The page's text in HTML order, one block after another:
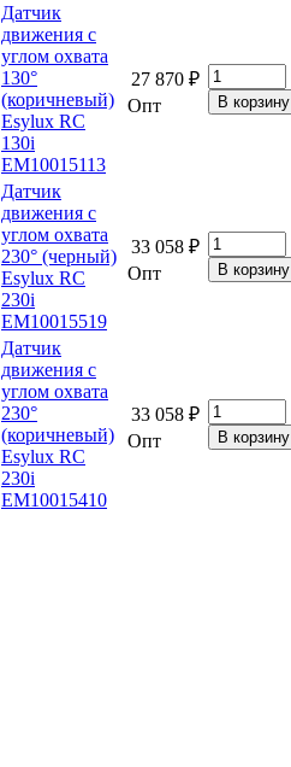
Датчик
движения с
углом охвата
130°
(коричневый)
Esylux RC
130i
EM10015113
27 870 ₽
Опт
Датчик
движения с
углом охвата
230° (черный)
Esylux RC
230i
EM10015519
33 058 ₽
Опт
Датчик
движения с
углом охвата
230°
(коричневый)
Esylux RC
230i
EM10015410
33 058 ₽
Опт